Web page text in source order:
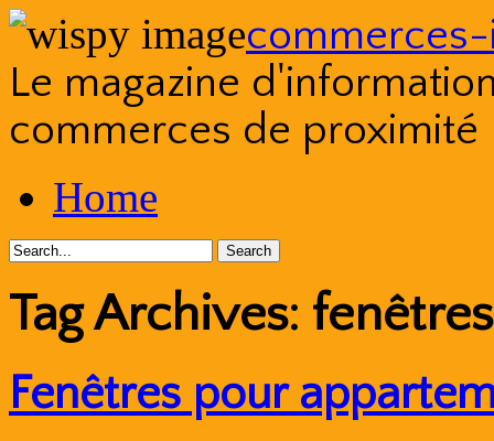
Le magazine
commerces de proximité
to
contentHome
Tag Archives:
Fenêtres pour